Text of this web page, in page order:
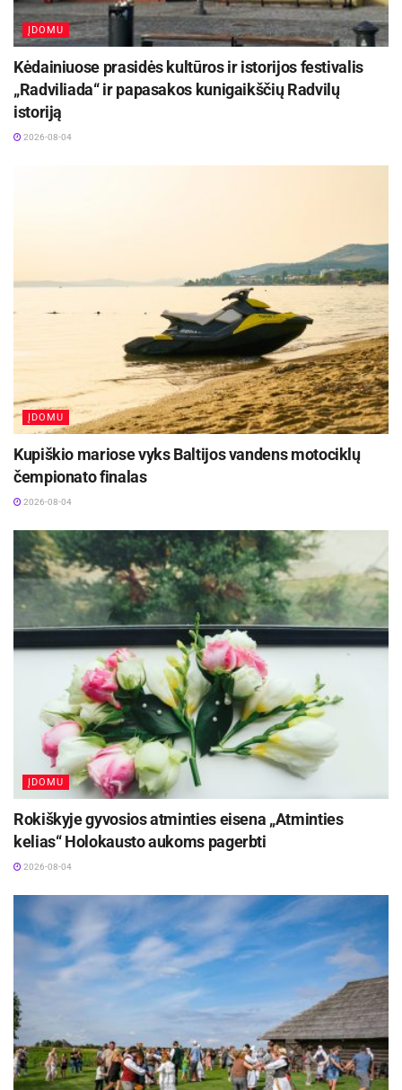
ĮDOMU
Kėdainiuose prasidės kultūros ir istorijos festivalis
„Radviliada“ ir papasakos kunigaikščių Radvilų
istoriją
2026-08-04
ĮDOMU
Kupiškio mariose vyks Baltijos vandens motociklų
čempionato finalas
2026-08-04
ĮDOMU
Rokiškyje gyvosios atminties eisena „Atminties
kelias“ Holokausto aukoms pagerbti
2026-08-04